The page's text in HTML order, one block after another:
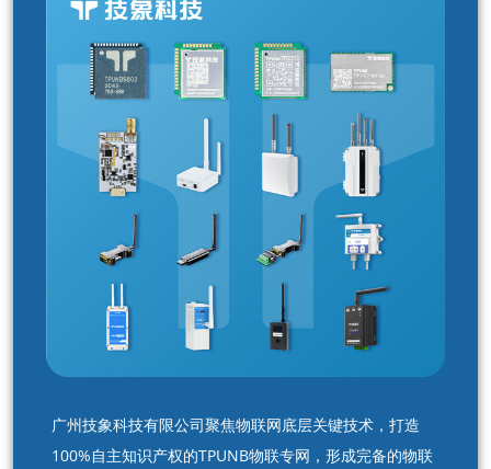
广州技象科技有限公司聚焦物联网底层关键技术，打造
100%自主知识产权的TPUNB物联专网，形成完备的物联